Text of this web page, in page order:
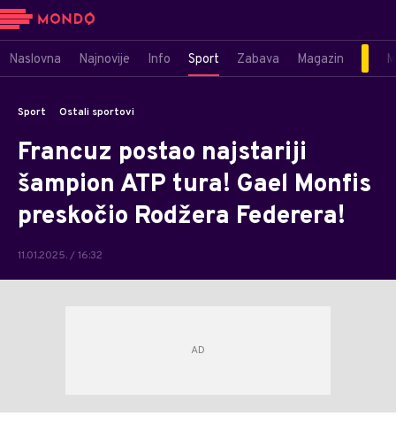
Naslovna Najnovije Info Sport Zabava Magazin
Sport Ostali sportovi
Francuz postao najstariji
šampion ATP tura! Gael Monfis
preskočio Rodžera Federera!
11.01.2025. / 16:32